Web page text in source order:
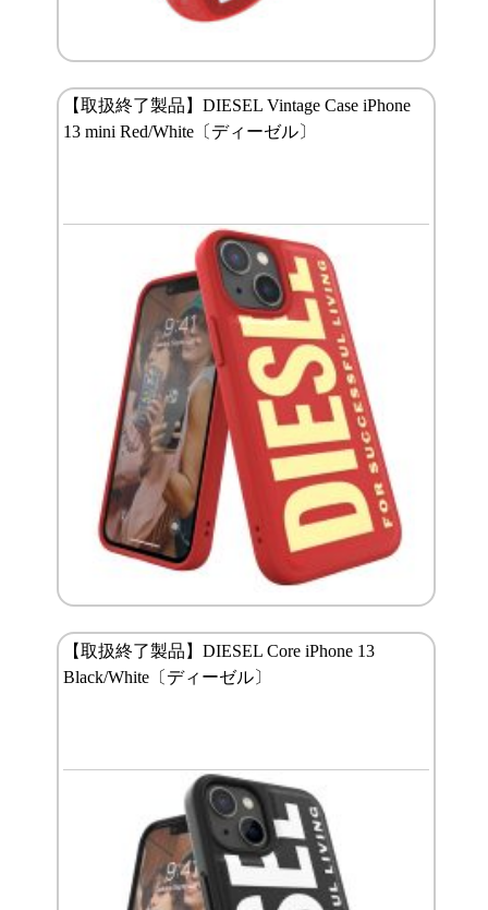
【取扱終了製品】DIESEL Vintage Case iPhone
13 mini Red/White〔ディーゼル〕
【取扱終了製品】DIESEL Core iPhone 13
Black/White〔ディーゼル〕